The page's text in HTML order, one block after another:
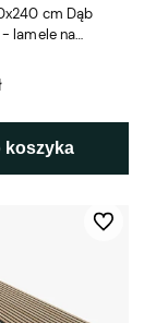
cm Dąb
- lamele na
koszyka
Do